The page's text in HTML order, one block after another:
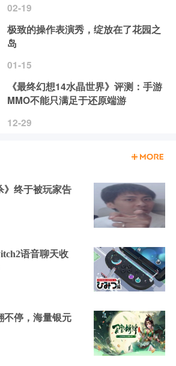
02-19
极致的操作表演秀，绽放在了花园之
岛
01-15
《最终幻想14水晶世界》评测：手游
MMO不能只满足于还原端游
12-29
》终于被玩家告
语音聊天收
不停，海量银元